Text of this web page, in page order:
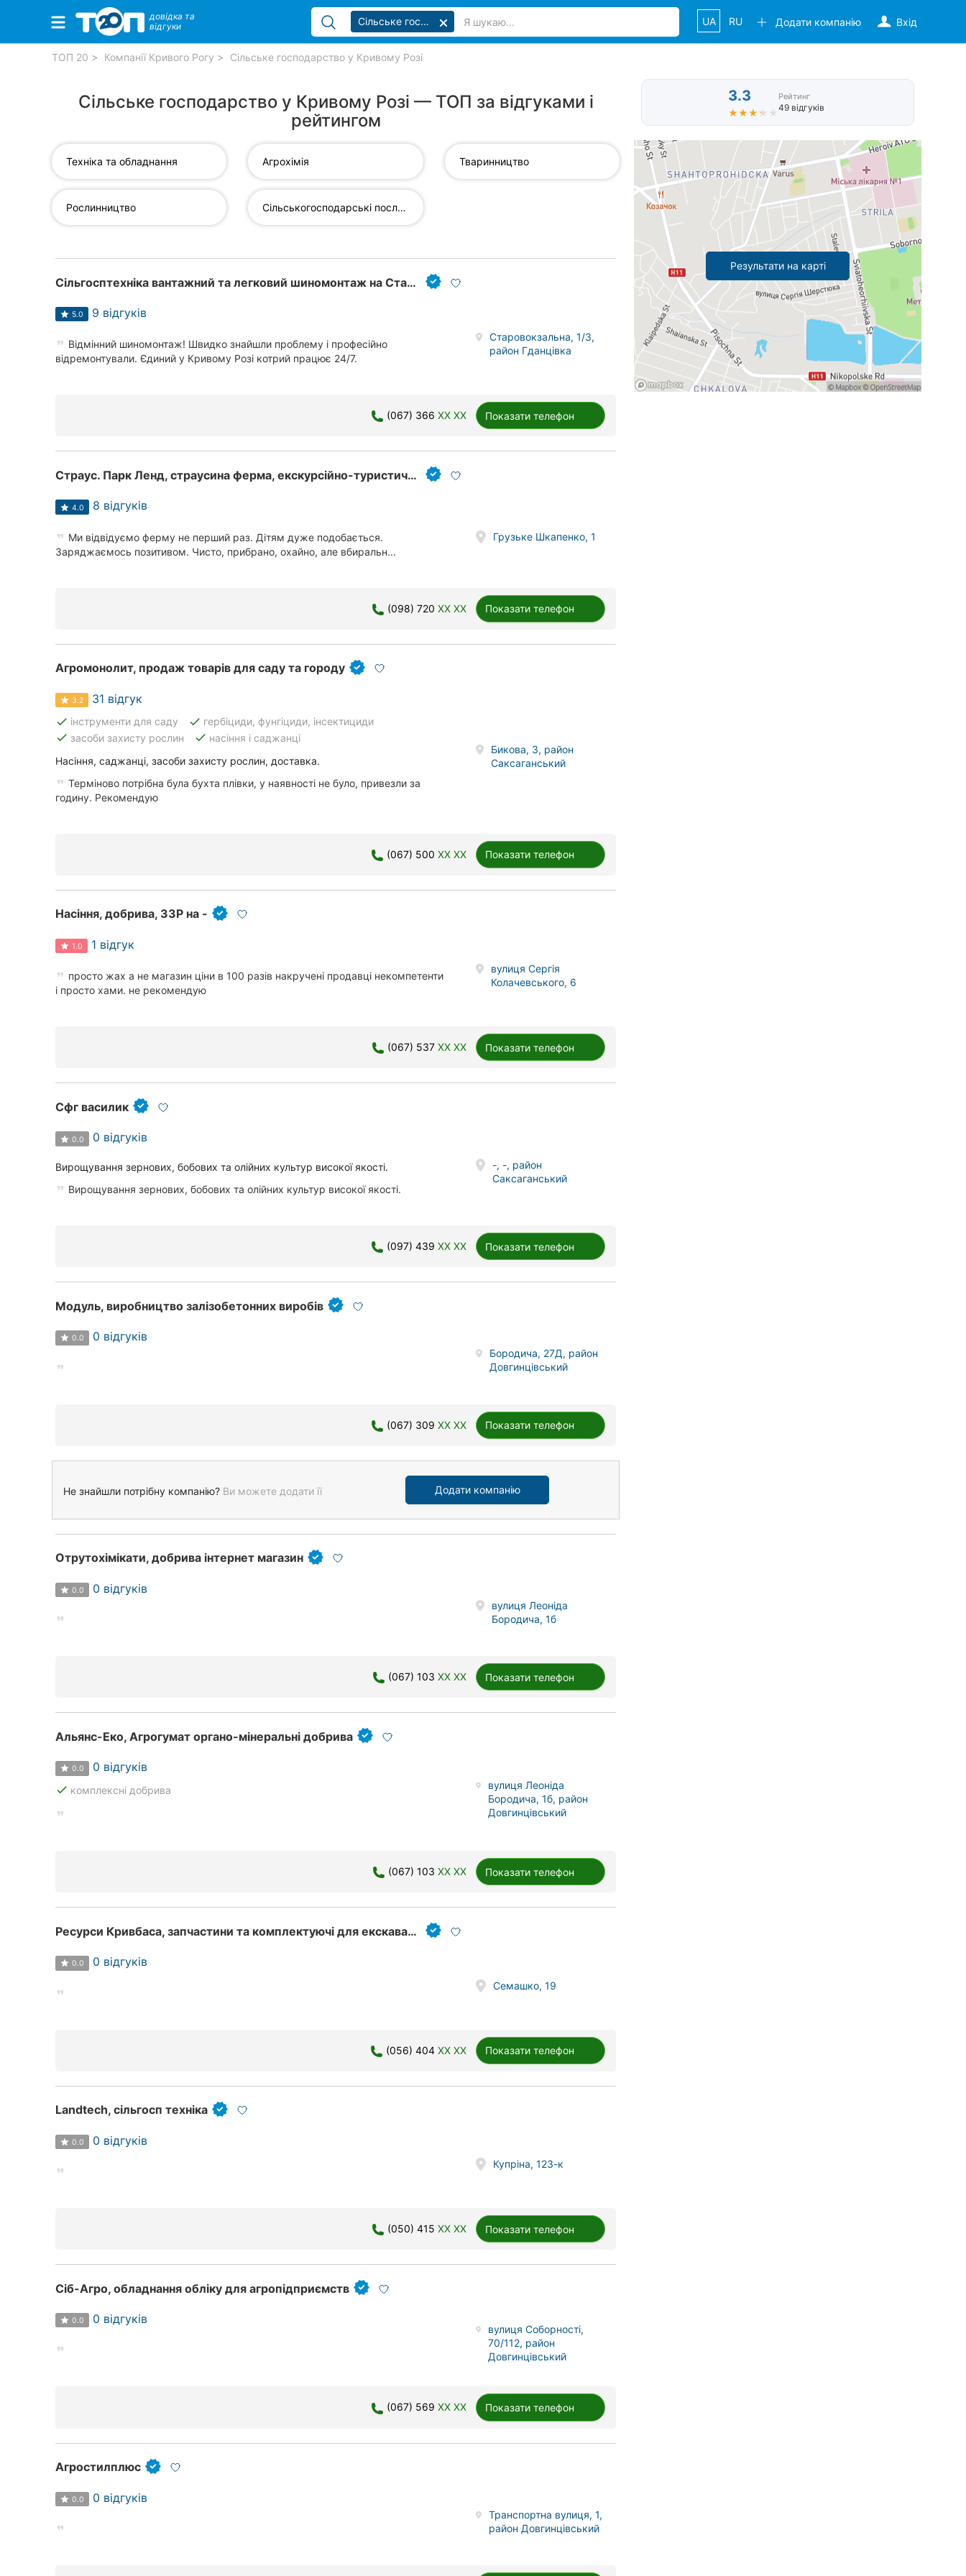
Обрані компанії
Ветеринарні клініки
Стоматології
Приватні клініки
Всі рубрики
Запоріжжя
Дніпро
Миколаїв
Чернігів
Чернівці
довідка та
відгуки
Вхід
Додати компанію
UA RU
Сільське господарство
ТОП 20 Компанії Кривого Рогу Сільське господарство у Кривому Розі
Сільське господарство у Кривому Розі — ТОП за відгуками і
рейтингом
Техніка та обладнання Агрохімія Тваринництво
Рослинництво Сільськогосподарські послуги...
Сільгосптехніка вантажний та легковий шиномонтаж на Старовокзальній
5.0 9 відгуків
Відмінний шиномонтаж! Швидко знайшли проблему і професійно
відремонтували. Єдиний у Кривому Розі котрий працює 24/7.
Старовокзальна, 1/3,
район Гданцівка
(067) 366 XX XX Показати телефон
Страус. Парк Ленд, страусина ферма, екскурсійно-туристичний комплекс
4.0 8 відгуків
Ми відвідуємо ферму не перший раз. Дітям дуже подобається.
Заряджаємось позитивом. Чисто, прибрано, охайно, але вбиральн...
Грузьке Шкапенко, 1
(098) 720 XX XX Показати телефон
Агромонолит, продаж товарів для саду та городу
3.2 31 відгук
done інструменти для саду done гербіциди, фунгіциди, інсектициди
done засоби захисту рослин done насіння і саджанці
Насіння, саджанці, засоби захисту рослин, доставка.
Терміново потрібна була бухта плівки, у наявності не було, привезли за
годину. Рекомендую
Бикова, 3, район
Саксаганський
(067) 500 XX XX Показати телефон
Насіння, добрива, ЗЗР на -
1.0 1 відгук
просто жах а не магазин ціни в 100 разів накручені продавці некомпетенти
і просто хами. не рекомендую
вулиця Сергія
Колачевського, 6
(067) 537 XX XX Показати телефон
Сфг василик
0.0 0 відгуків
Вирощування зернових, бобових та олійних культур високої якості.
Вирощування зернових, бобових та олійних культур високої якості.
-, -, район
Саксаганський
(097) 439 XX XX Показати телефон
Модуль, виробництво залізобетонних виробів
0.0 0 відгуків
Бородича, 27Д, район
Довгинцівський
(067) 309 XX XX Показати телефон
Не знайшли потрібну компанію? Ви можете додати її Додати компанію
Отрутохімікати, добрива інтернет магазин
0.0 0 відгуків
вулиця Леоніда
Бородича, 1б
(067) 103 XX XX Показати телефон
Альянс-Еко, Агрогумат органо-мінеральні добрива
0.0 0 відгуків
done комплексні добрива
вулиця Леоніда
Бородича, 1б, район
Довгинцівський
(067) 103 XX XX Показати телефон
Ресурси Кривбаса, запчастини та комплектуючі для екскаваторів
0.0 0 відгуків
Семашко, 19
(056) 404 XX XX Показати телефон
Landtech, сільгосп техніка
0.0 0 відгуків
Купріна, 123-к
(050) 415 XX XX Показати телефон
Сіб-Агро, обладнання обліку для агропідприємств
0.0 0 відгуків
вулиця Соборності,
70/112, район
Довгинцівський
(067) 569 XX XX Показати телефон
Агростилплюс
0.0 0 відгуків
Транспортна вулиця, 1,
район Довгинцівський
3.3
★★★★★
★★★★★
Рейтинг
49 відгуків
Результати на карті